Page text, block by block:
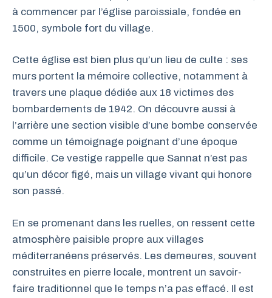
à commencer par l’église paroissiale, fondée en
1500, symbole fort du village.
Cette église est bien plus qu’un lieu de culte : ses
murs portent la mémoire collective, notamment à
travers une plaque dédiée aux 18 victimes des
bombardements de 1942. On découvre aussi à
l’arrière une section visible d’une bombe conservée
comme un témoignage poignant d’une époque
difficile. Ce vestige rappelle que Sannat n’est pas
qu’un décor figé, mais un village vivant qui honore
son passé.
En se promenant dans les ruelles, on ressent cette
atmosphère paisible propre aux villages
méditerranéens préservés. Les demeures, souvent
construites en pierre locale, montrent un savoir-
faire traditionnel que le temps n’a pas effacé. Il est